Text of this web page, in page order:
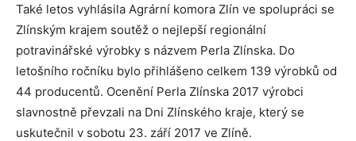
Také letos vyhlásila Agrární komora Zlín ve spolupráci se
Zlínským krajem soutěž o nejlepší regionální
potravinářské výrobky s názvem Perla Zlínska. Do
letošního ročníku bylo přihlášeno celkem 139 výrobků od
44 producentů. Ocenění Perla Zlínska 2017 výrobci
slavnostně převzali na Dni Zlínského kraje, který se
uskutečnil v sobotu 23. září 2017 ve Zlíně.